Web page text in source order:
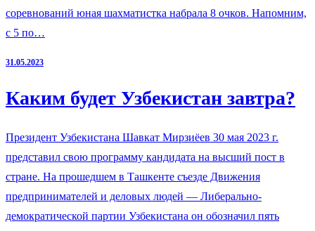
соревнований юная шахматистка набрала 8 очков. Напомним,
с 5 по…
31.05.2023
Каким будет Узбекистан завтра?
Президент Узбекистана Шавкат Мирзиёев 30 мая 2023 г.
представил свою программу кандидата на высший пост в
стране. На прошедшем в Ташкенте съезде Движения
предпринимателей и деловых людей — Либерально-
демократической партии Узбекистана он обозначил пять